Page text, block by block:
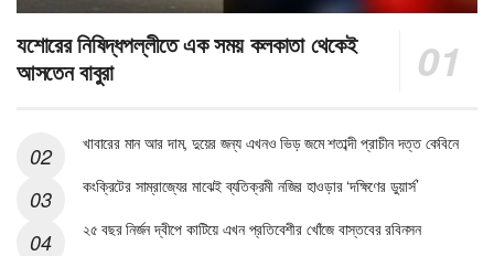
যশোরের নিষিদ্ধপল্লীতে এক সময় কলকাতা থেকেই
আসতেন বাবুরা
খাবারের মান আর দাম, দুয়ের জন্য এখনও ভিড় জমে শতাব্দী প্রাচীন দত্ত কেবিনে
কংক্রিটের সাম্রাজ্যের মাঝেই ব্যতিক্রমী নজির হাওড়ার ‘দক্ষিণের ডুয়ার্স’
২৫ বছর নির্জন দ্বীপে কাটিয়ে এখন প্রতিবেশীর খোঁজে বাস্তবের রবিনসন